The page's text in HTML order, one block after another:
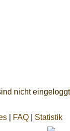
nicht eingeloggt
FAQ Statistik